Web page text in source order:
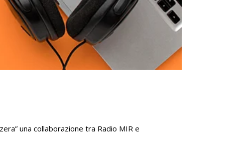
una collaborazione tra Radio MIR e